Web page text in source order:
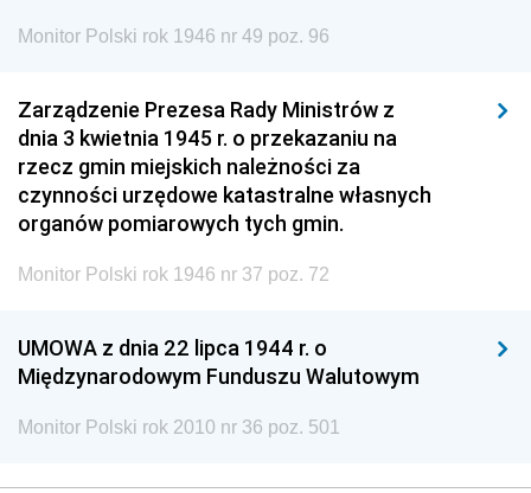
Monitor Polski rok 1946 nr 49 poz. 96
Zarządzenie Prezesa Rady Ministrów z
dnia 3 kwietnia 1945 r. o przekazaniu na
rzecz gmin miejskich należności za
czynności urzędowe katastralne własnych
organów pomiarowych tych gmin.
Monitor Polski rok 1946 nr 37 poz. 72
UMOWA z dnia 22 lipca 1944 r. o
Międzynarodowym Funduszu Walutowym
Monitor Polski rok 2010 nr 36 poz. 501